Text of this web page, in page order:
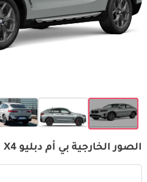
الصور الخارجية بي أم دبليو X4